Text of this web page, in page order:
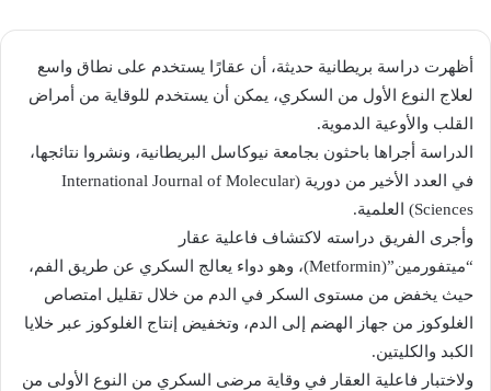
أظهرت دراسة بريطانية حديثة، أن عقارًا يستخدم على نطاق واسع
لعلاج النوع الأول من السكري، يمكن أن يستخدم للوقاية من أمراض
القلب والأوعية الدموية.
الدراسة أجراها باحثون بجامعة نيوكاسل البريطانية، ونشروا نتائجها،
في العدد الأخير من دورية (International Journal of Molecular
Sciences) العلمية.
وأجرى الفريق دراسته لاكتشاف فاعلية عقار
“ميتفورمين”(Metformin)، وهو دواء يعالج السكري عن طريق الفم،
حيث يخفض من مستوى السكر في الدم من خلال تقليل امتصاص
الغلوكوز من جهاز الهضم إلى الدم، وتخفيض إنتاج الغلوكوز عبر خلايا
الكبد والكليتين.
ولاختبار فاعلية العقار في وقاية مرضى السكري من النوع الأولى من